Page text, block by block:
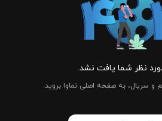
نظر شما یافت نشد.
و سریال، به صفحه اصلی نماوا بروید.